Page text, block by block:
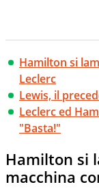
Hamilton si
Leclerc
Lewis, il
Leclerc ed
"Basta!"
Hamilton si
macchina